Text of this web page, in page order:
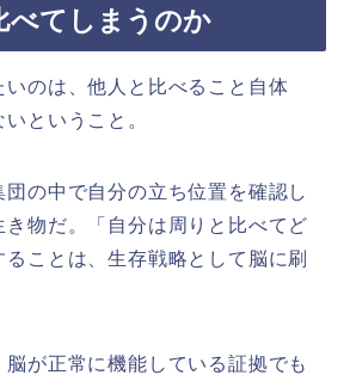
べてしまうのか
のは、他人と比べること自体
ということ。
団の中で自分の立ち位置を確認し
き物だ。「自分は周りと比べてど
ることは、生存戦略として脳に刷
脳が正常に機能している証拠でも